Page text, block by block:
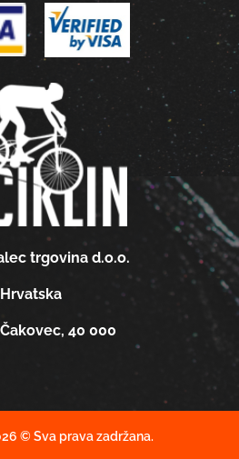
trgovina d.o.o.
Hrvatska
Čakovec, 40 000
© Sva prava zadržana.